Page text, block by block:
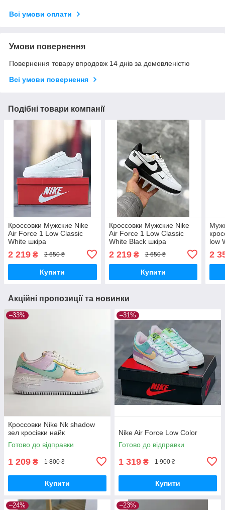
Всі умови оплати
Умови повернення
Повернення товару впродовж 14 днів за домовленістю
Всі умови повернення
Подібні товари компанії
Кроссовки Мужские Nike
Air Force 1 Low Classic
White шкіра
2 219 ₴ 2 650 ₴
Купити
Кроссовки Мужские Nike
Air Force 1 Low Classic
White Black шкіра
2 219₴ 2 650 ₴
Купити
low
2
Акційні пропозиції та новинки
–33%
Кроссовки Nike Nk shadow
зел кросівки найк
Готово до відправки
1 209 ₴ 1 800 ₴
Купити
–31%
Nike Air Force Low Color
Готово до відправки
1 319 ₴ 1 900 ₴
Купити
–24% –23%